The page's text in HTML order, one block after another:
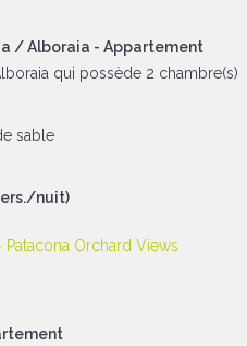
/ Alboraia - Appartement
qui possède 2 chambre(s)
sable
nuit)